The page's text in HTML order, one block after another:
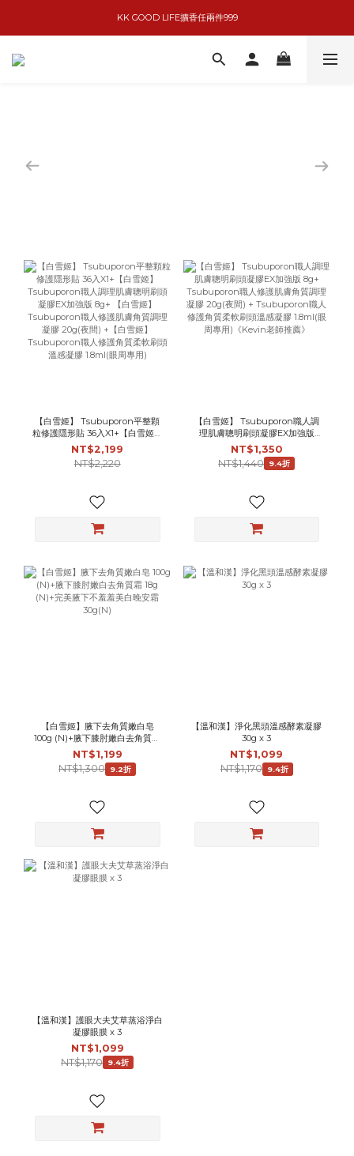
basiik1件9折/2件88折
KK GOOD LIFE擴香任兩件999
basiik1件9折/2件88折
【白雪姬】 Tsubuporon平整顆
粒修護隱形貼 36入X1+【白雪姬】
Tsubuporon職人調理肌膚聰明刷
頭凝膠EX加強版 8g+ 【白雪姬】
Tsubuporon職人修護肌膚角質調
頭溫感凝膠 1.8ml(眼周專用)
NT$2,199
NT$2,220
【白雪姬】 Tsubuporon職人調
理肌膚聰明刷頭凝膠EX加強版
8g+ Tsubuporon職人修護肌膚
角質調理凝膠 20g(夜間) +
Tsubuporon職人修護角質柔軟刷
NT$1,350
NT$1,440
9.4折
【白雪姬】腋下去角質嫩白皂
100g (N)+腋下膝肘嫩白去角質霜
18g (N)+完美腋下不羞羞美白晚安
霜30g(N)
NT$1,199
NT$1,300
9.2折
【溫和漢】淨化黑頭溫感酵素凝膠
30g x 3
NT$1,099
NT$1,170
9.4折
【溫和漢】護眼大夫艾草蒸浴淨白
凝膠眼膜 x 3
NT$1,099
NT$1,170
9.4折